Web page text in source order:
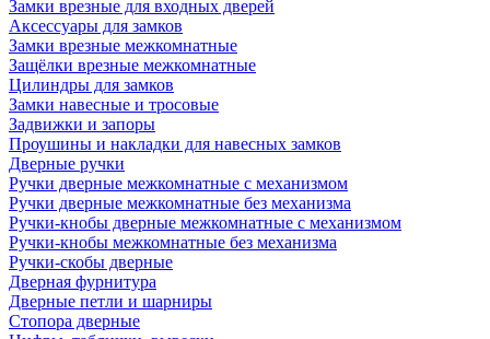
Замки врезные для входных дверей
Аксессуары для замков
Замки врезные межкомнатные
Защёлки врезные межкомнатные
Цилиндры для замков
Замки навесные и тросовые
Задвижки и запоры
Проушины и накладки для навесных замков
Дверные ручки
Ручки дверные межкомнатные с механизмом
Ручки дверные межкомнатные без механизма
Ручки-кнобы дверные межкомнатные с механизмом
Ручки-кнобы межкомнатные без механизма
Ручки-скобы дверные
Дверная фурнитура
Дверные петли и шарниры
Стопора дверные